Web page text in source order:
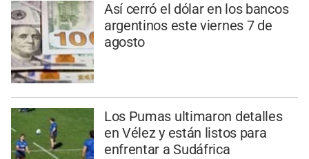
Así cerró el dólar en los bancos
argentinos este viernes 7 de
agosto
Los Pumas ultimaron detalles
en Vélez y están listos para
enfrentar a Sudáfrica